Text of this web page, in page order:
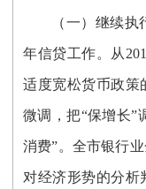
（一）继续
年信贷工作。从
适度宽松货币政策
微调，把“保增长”
消费”。全市银行
对经济形势的分析